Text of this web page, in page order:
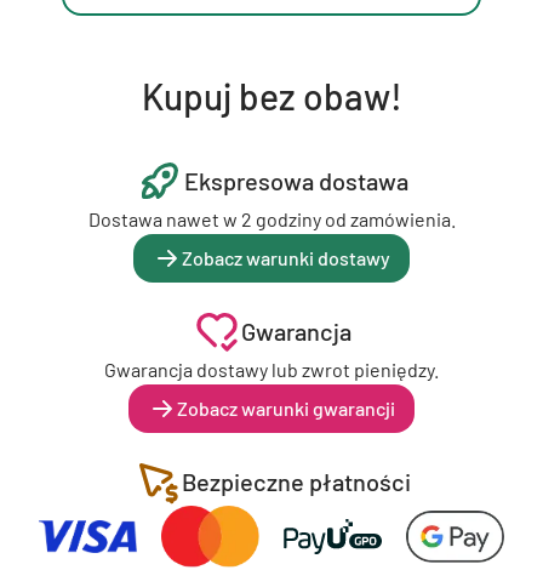
Kupuj bez obaw!
Ekspresowa dostawa
Dostawa nawet w 2 godziny od zamówienia.
Zobacz warunki dostawy
Gwarancja
Gwarancja dostawy lub zwrot pieniędzy.
Zobacz warunki gwarancji
Bezpieczne płatności